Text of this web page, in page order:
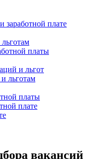
заработной плате
платы
и льгот
льготам
платы
плате
вакансий